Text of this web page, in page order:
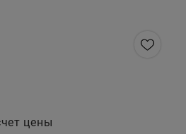
цены